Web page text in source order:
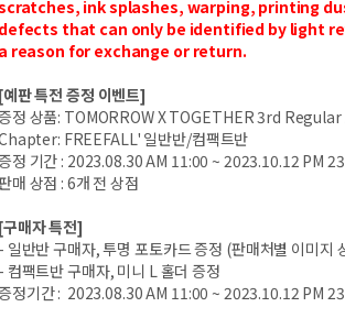
ink splashes, warping, printing
that can only be identified by light
reason for exchange or return.
판 특전 증정 이벤트]
정 상품: TOMORROW X TOGETHER 3rd
FREEFALL' 일반반/컴팩트반
정 기간 : 2023.08.30 AM 11:00 ~ 2023.10.12 PM
매 상점 : 6개 전 상점
매자 특전]
일반반 구매자, 투명 포토카드 증정 (판매처별 이미지
컴팩트반 구매자, 미니 L 홀더 증정
정기간 : 2023.08.30 AM 11:00 ~ 2023.10.12 PM